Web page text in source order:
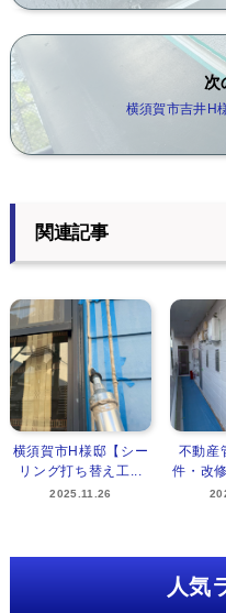
次
横須賀市吉井H
関連記事
横須賀市H様邸【シー
リング打ち替え工...
2025.11.26
不動産
件・改
人気